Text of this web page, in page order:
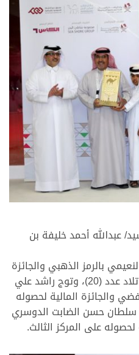
عبدالله أحمد خليفة بن
بالرمز الذهبي والجائزة
المالية، وذلك عن شوط الجمل تلاد عدد (20)، وتوج راشد علي
والجائزة المالية لحصوله
سلطان حسن الضابت الدوسري
لحصوله على المركز الثالث.